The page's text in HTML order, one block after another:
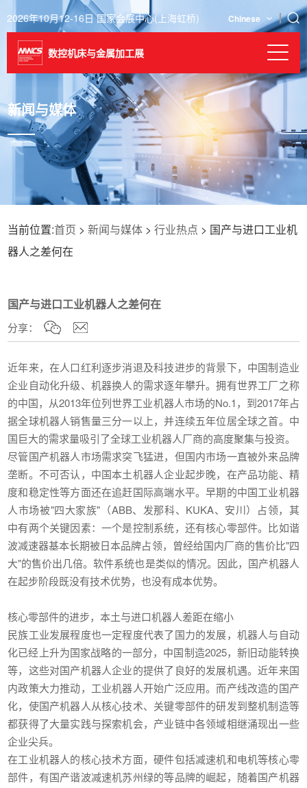
2026年10月12-16日 国家会展中心(上海虹桥) Chinese
数控机床与金属加工展
新闻与媒体
当前位置:首页 >新闻与媒体 >行业热点 > 国产与进口工业机
器人之差何在
国产与进口工业机器人之差何在
分享：
近年来，在人口红利逐步消退及科技进步的背景下，中国制造业
企业自动化升级、机器换人的需求逐年攀升。拥有世界工厂之称
的中国，从2013年位列世界工业机器人市场的No.1，到2017年占
据全球机器人销售量三分一以上，并连续五年位居全球之首。中
国巨大的需求量吸引了全球工业机器人厂商的高度聚集与投资。
尽管国产机器人市场需求突飞猛进，但国内市场一直被外来品牌
垄断。不可否认，中国本土机器人企业起步晚，在产品功能、精
度和稳定性等方面还在追赶国际高端水平。早期的中国工业机器
人市场被"四大家族"（ABB、发那科、KUKA、安川）占领，其
中有两个关键因素：一个是控制系统，还有核心零部件。比如谐
波减速器基本长期被日本品牌占领，曾经给国内厂商的售价比"四
大"的售价出几倍。软件系统也是类似的情况。因此，国产机器人
在起步阶段既没有技术优势，也没有成本优势。
核心零部件的进步，本土与进口机器人差距在缩小
民族工业发展程度也一定程度代表了国力的发展，机器人与自动
化已经上升为国家战略的一部分，中国制造2025，新旧动能转换
等，这些对国产机器人企业的提供了良好的发展机遇。近年来国
内政策大力推动，工业机器人开始广泛应用。而产线改造的国产
化，使国产机器人从核心技术、关键零部件的研发到整机制造等
都获得了大量实践与探索机会，产业链中各领域相继涌现出一些
企业尖兵。
在工业机器人的核心技术方面，硬件包括减速机和电机等核心零
部件，有国产谐波减速机苏州绿的等品牌的崛起，随着国产机器